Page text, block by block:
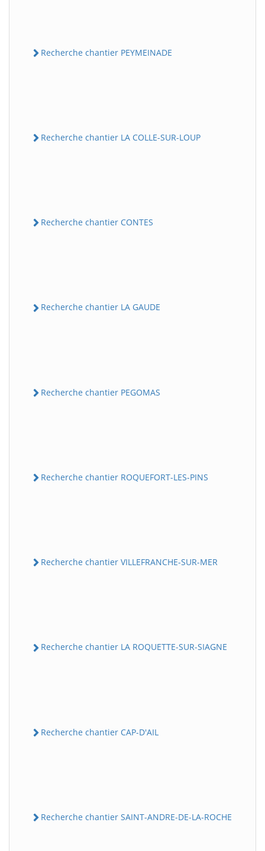
Recherche chantier PEYMEINADE
Recherche chantier LA COLLE-SUR-LOUP
Recherche chantier CONTES
Recherche chantier LA GAUDE
Recherche chantier PEGOMAS
Recherche chantier ROQUEFORT-LES-PINS
Recherche chantier VILLEFRANCHE-SUR-MER
Recherche chantier LA ROQUETTE-SUR-SIAGNE
Recherche chantier CAP-D'AIL
Recherche chantier SAINT-ANDRE-DE-LA-ROCHE